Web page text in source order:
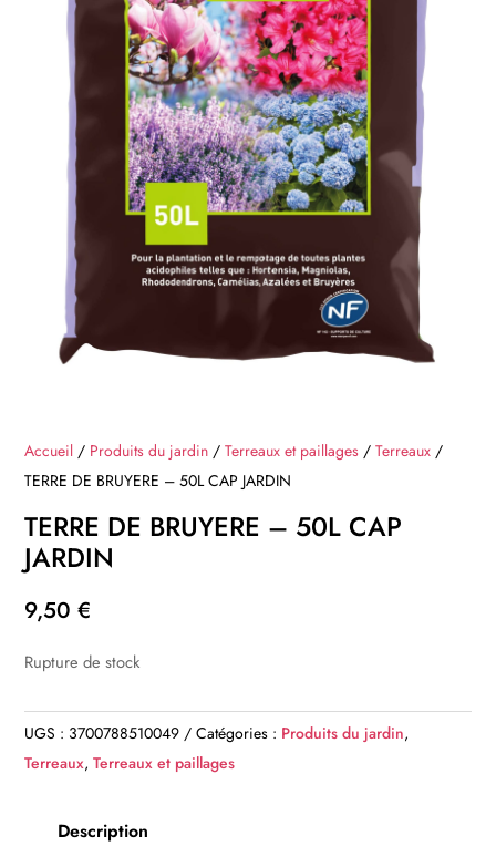
Accueil / Produits du jardin /Terreaux et paillages /Terreaux /
TERRE DE BRUYERE – 50L CAP JARDIN
TERRE DE BRUYERE – 50L CAP
JARDIN
9,50€
Rupture de stock
UGS : 3700788510049 Catégories : Produits du jardin,
Terreaux,Terreaux et paillages
Description